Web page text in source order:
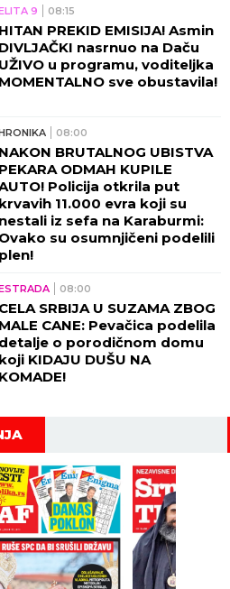
9 08:15
HITAN PREKID EMISIJA! Asmin
DIVLJAČKI nasrnuo na Daču
UŽIVO u programu, voditeljka
MOMENTALNO sve obustavila!
08:00
NAKON BRUTALNOG UBISTVA
PEKARA ODMAH KUPILE
Policija otkrila put
krvavih 11.000 evra koji su
nestali iz sefa na Karaburmi:
Ovako su osumnjičeni podelili
plen!
08:00
CELA SRBIJA U SUZAMA ZBOG
MALE CANE: Pevačica podelila
detalje o porodičnom domu
koji KIDAJU DUŠU NA
KOMADE!